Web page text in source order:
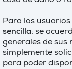
Para los usuarios
sencilla: se
generales de sus
simplemente
para poder